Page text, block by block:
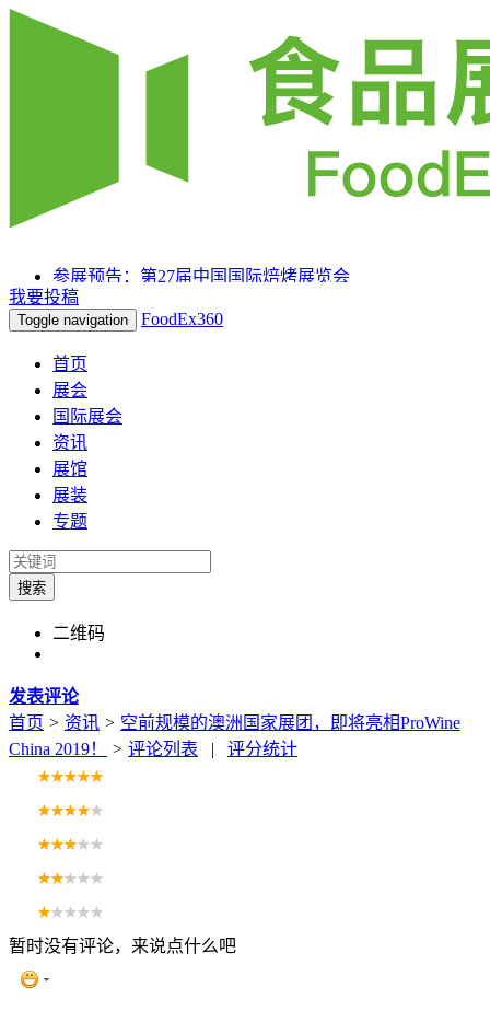
参展预告：第27届中国国际焙烤展览会
参展预告：SIAL 西雅国际食品和饮料展览会（上海）
参展预告：2025HOTELEX上海国际酒店及餐饮业博览
会
我要投稿
Toggle navigation FoodEx360
首页
展会
国际展会
资讯
展馆
展装
专题
搜索
二维码
发表评论
首页 > 资讯 > 空前规模的澳洲国家展团，即将亮相ProWine
China 2019！
> 评论列表 | 评分统计
暂时没有评论，来说点什么吧